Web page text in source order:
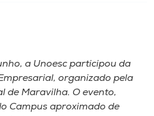
a Unoesc participou da
organizado pela
de Maravilha. O evento,
Campus aproximado de